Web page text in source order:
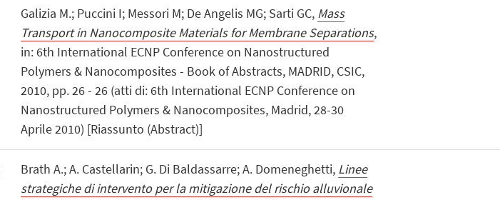
Galizia M.; Puccini I; Messori M; De Angelis MG; Sarti GC, Mass
Transport in Nanocomposite Materials for Membrane Separations,
in: 6th International ECNP Conference on Nanostructured
Polymers & Nanocomposites - Book of Abstracts, MADRID, CSIC,
2010, pp. 26 - 26 (atti di: 6th International ECNP Conference on
Nanostructured Polymers & Nanocomposites, Madrid, 28-30
Aprile 2010) [Riassunto (Abstract)]
Brath A.; A. Castellarin; G. Di Baldassarre; A. Domeneghetti, Linee
strategiche di intervento per la mitigazione del rischio alluvionale